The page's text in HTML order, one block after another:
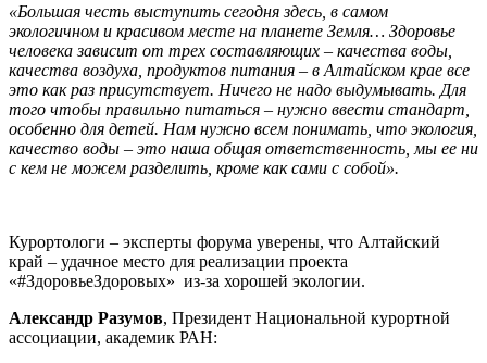
«Большая честь выступить сегодня здесь, в самом
экологичном и красивом месте на планете Земля… Здоровье
человека зависит от трех составляющих – качества воды,
качества воздуха, продуктов питания – в Алтайском крае все
это как раз присутствует. Ничего не надо выдумывать. Для
того чтобы правильно питаться – нужно ввести стандарт,
особенно для детей. Нам нужно всем понимать, что экология,
качество воды – это наша общая ответственность, мы ее ни
с кем не можем разделить, кроме как сами с собой».
Курортологи – эксперты форума уверены, что Алтайский
край – удачное место для реализации проекта
«#ЗдоровьеЗдоровых» из-за хорошей экологии.
Александр Разумов, Президент Национальной курортной
ассоциации, академик РАН: